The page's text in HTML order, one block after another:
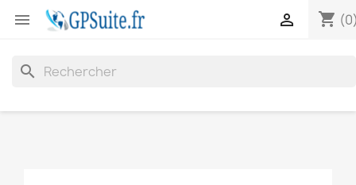
 shopping_cart

search